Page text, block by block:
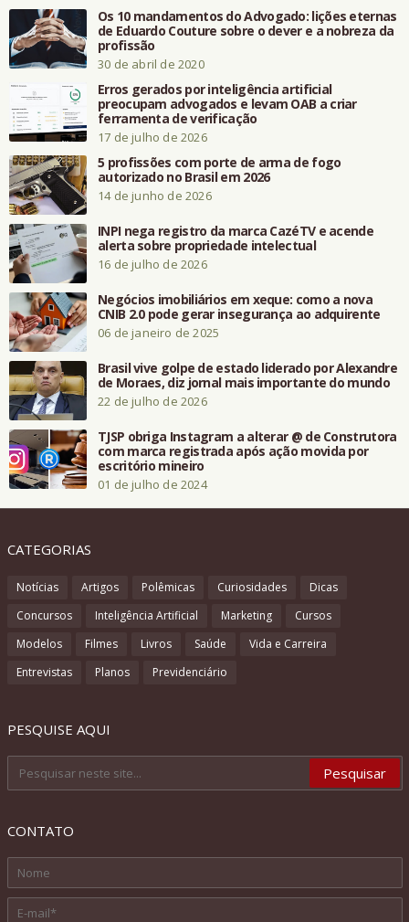
Os 10 mandamentos do Advogado: lições eternas
de Eduardo Couture sobre o dever e a nobreza da
profissão
30 de abril de 2020
Erros gerados por inteligência artificial
preocupam advogados e levam OAB a criar
ferramenta de verificação
17 de julho de 2026
5 profissões com porte de arma de fogo
autorizado no Brasil em 2026
14 de junho de 2026
INPI nega registro da marca CazéTV e acende
alerta sobre propriedade intelectual
16 de julho de 2026
Negócios imobiliários em xeque: como a nova
CNIB 2.0 pode gerar insegurança ao adquirente
06 de janeiro de 2025
Brasil vive golpe de estado liderado por Alexandre
de Moraes, diz jornal mais importante do mundo
22 de julho de 2026
TJSP obriga Instagram a alterar @ de Construtora
com marca registrada após ação movida por
escritório mineiro
01 de julho de 2024
CATEGORIAS
Notícias Artigos Polêmicas Curiosidades
Dicas
Concursos
Inteligência Artificial Marketing
Cursos
Modelos
Filmes Livros Saúde
Vida e Carreira
Entrevistas
Planos Previdenciário
PESQUISE AQUI
CONTATO